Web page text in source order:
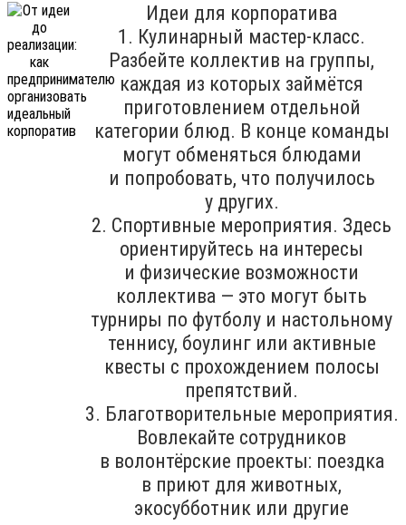
Идеи для корпоратива
1. Кулинарный мастер-класс.
Разбейте коллектив на группы,
каждая из которых займётся
приготовлением отдельной
категории блюд. В конце команды
могут обменяться блюдами
и попробовать, что получилось
у других.
2. Спортивные мероприятия. Здесь
ориентируйтесь на интересы
и физические возможности
коллектива — это могут быть
турниры по футболу и настольному
теннису, боулинг или активные
квесты с прохождением полосы
препятствий.
3. Благотворительные мероприятия.
Вовлекайте сотрудников
в волонтёрские проекты: поездка
в приют для животных,
экосубботник или другие